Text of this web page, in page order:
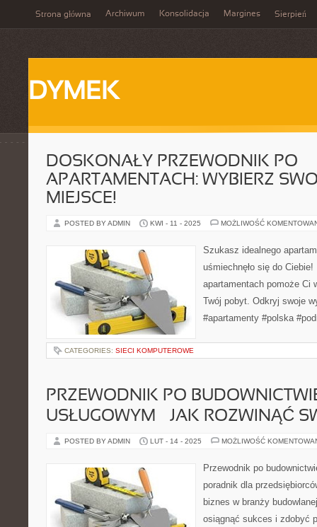
Strona główna Archiwum Konsolidacja Margines Sierpień
DYMEK
DOSKONAŁY PRZEWODNIK PO
APARTAMENTACH: WYBIERZ
MIEJSCE!
POSTED BY ADMIN KWI - 11 - 2025 MOŻLIWOŚĆ
Szukasz idealnego
uśmiechnęło się do
apartamentach pomoże Ci
Twój pobyt. Odkryj swoje
#apartamenty #polska
CATEGORIES: SIECI KOMPUTEROWE
PRZEWODNIK PO
USŁUGOWYM – JAK ROZWINĄĆ
POSTED BY ADMIN LUT - 14 - 2025 MOŻLIWOŚĆ
Przewodnik po
poradnik dla
biznes w branży
osiągnąć sukces i zdobyć